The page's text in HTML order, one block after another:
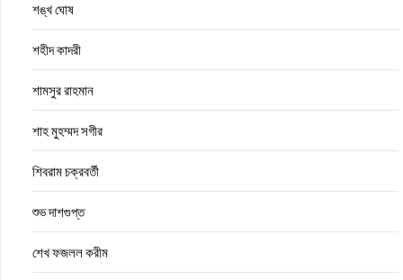
শঙ্খ ঘোষ
শহীদ কাদরী
শামসুর রাহমান
শাহ মুহম্মদ সগীর
শিবরাম চক্রবর্তী
শুভ দাশগুপ্ত
শেখ ফজলল করীম